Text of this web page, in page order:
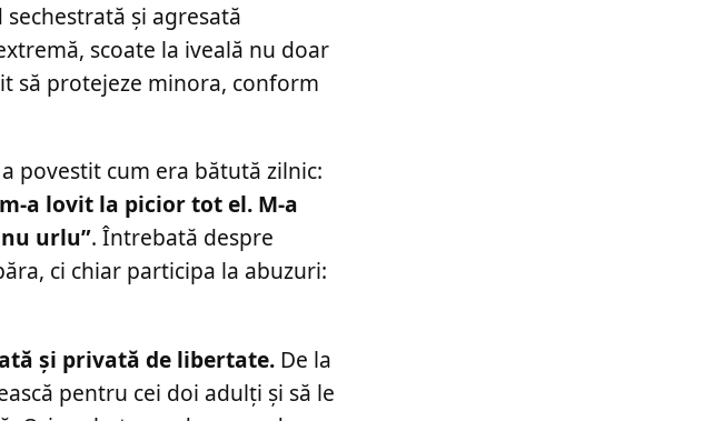
și agresată
scoate la iveală nu doar
să protejeze minora, conform
povestit cum era bătută zilnic:
a lovit la picior tot el. M-a
urlu”. Întrebată despre
ci chiar participa la abuzuri:
și privată de libertate. De la
pentru cei doi adulți și să le